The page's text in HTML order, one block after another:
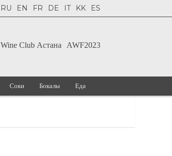
RU EN FR DE IT KK ES
Wine Club Астана AWF2023
Соки Бокалы Еда